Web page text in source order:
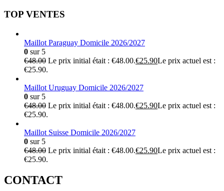
TOP VENTES
Maillot Paraguay Domicile 2026/2027
0 sur 5
€48.00 Le prix initial était : €48.00.€25.90Le prix actuel est :
€25.90.
Maillot Uruguay Domicile 2026/2027
0 sur 5
€48.00 Le prix initial était : €48.00.€25.90Le prix actuel est :
€25.90.
Maillot Suisse Domicile 2026/2027
0 sur 5
€48.00 Le prix initial était : €48.00.€25.90Le prix actuel est :
€25.90.
CONTACT